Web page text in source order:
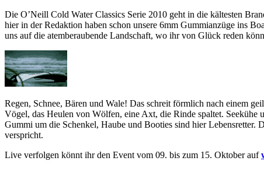
Die O’Neill Cold Water Classics Serie 2010 geht in die kältesten
hier in der Redaktion haben schon unsere 6mm Gummianzüge ins
uns auf die atemberaubende Landschaft, wo ihr von Glück reden
Regen, Schnee, Bären und Wale! Das schreit förmlich nach einem
Vögel, das Heulen von Wölfen, eine Axt, die Rinde spaltet. Seekühe
Gummi um die Schenkel, Haube und Booties sind hier Lebensretter.
verspricht.
Live verfolgen könnt ihr den Event vom 09. bis zum 15. Oktober auf